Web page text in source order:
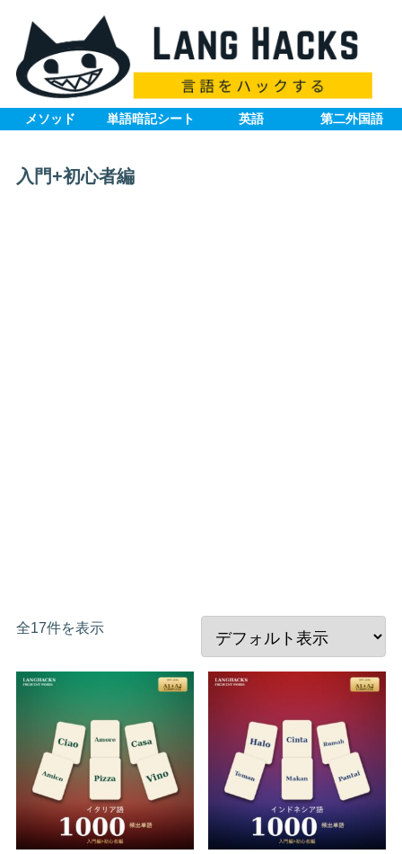
メソッド 単語暗記シート 英語 第二外国語
入門+初心者編
全17件を表示